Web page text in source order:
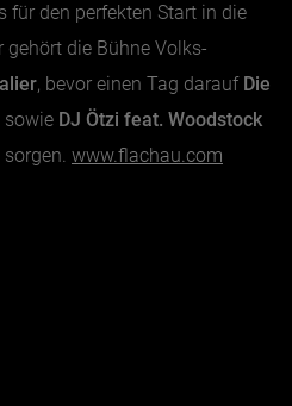
für den perfekten Start in die
gehört die Bühne Volks-
, bevor einen Tag darauf Die
sowie DJ Ötzi feat. Woodstock
www.flachau.com